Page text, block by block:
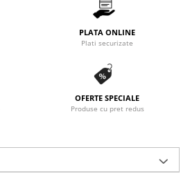
PLATA ONLINE
Plati securizate
OFERTE SPECIALE
Produse cu pret redus